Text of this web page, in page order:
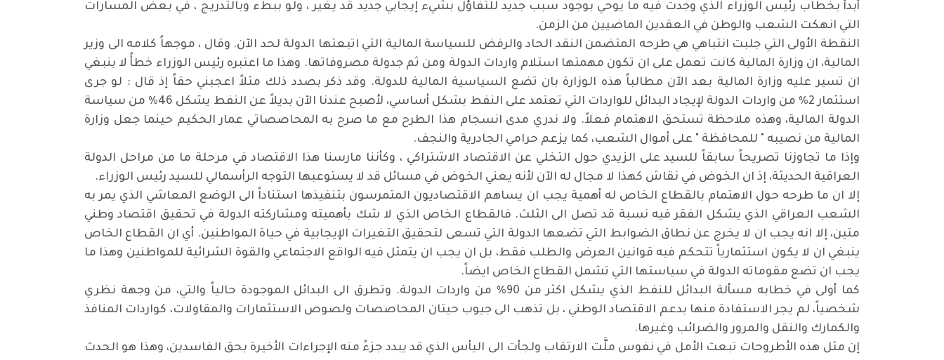
أبدأ بخطاب رئيس الوزراء الذي وجدت فيه ما يوحي بوجود سبب جديد للتفاؤل بشيء إيجابي جديد قد يغير ، ولو ببطء وبالتدريج ، في بعض المسارات
التي انهكت الشعب والوطن في العقدين الماضيين من الزمن.
النقطة الأولى التي جلبت انتباهي هي طرحه المتضمن النقد الحاد والرفض للسياسة المالية التي اتبعتها الدولة لحد الآن. وقال ، موجهاً كلامه الى وزير
المالية، ان وزارة المالية كانت تعمل على ان تكون مهمتها استلام واردات الدولة ومن ثم جدولة مصروفاتها. وهذا ما اعتبره رئيس الوزراء خطأً لا ينبغي
ان تسير عليه وزارة المالية بعد الآن مطالباً هذه الوزارة بان تضع السياسية المالية للدولة. وقد ذكر بصدد ذلك مثلاً اعجبني حقاً إذ قال : لو جرى
استثمار 2% من واردات الدولة لإيجاد البدائل للواردات التي تعتمد على النفط بشكل أساسي، لأصبح عندنا الآن بديلاً عن النفط يشكل 46% من سياسة
الدولة المالية، وهذه ملاحظة تستحق الاهتمام فعلاً. ولا ندري مدى انسجام هذا الطرح مع ما صرح به المحاصصاتي عمار الحكيم حينما جعل وزارة
المالية من نصيبه " للمحافظة " على أموال الشعب، كما يزعم حرامي الجادرية والنجف.
وإذا ما تجاوزنا تصريحاً سابقاً للسيد على الزيدي حول التخلي عن الاقتصاد الاشتراكي ، وكأننا مارسنا هذا الاقتصاد في مرحلة ما من مراحل الدولة
العراقية الحديثة، إذ ان الخوض في نقاش كهذا لا مجال له الآن لأنه يعني الخوض في مسائل قد لا يستوعبها التوجه الرأسمالي للسيد رئيس الوزراء.
إلا ان ما طرحه حول الاهتمام بالقطاع الخاص له أهمية يجب ان يساهم الاقتصاديون المتمرسون بتنفيذها استناداً الى الوضع المعاشي الذي يمر به
الشعب العراقي الذي يشكل الفقر فيه نسبة قد تصل الى الثلث. فالقطاع الخاص الذي لا شك بأهميته ومشاركته الدولة في تحقيق اقتصاد وطني
متين، إلا انه يجب ان لا يخرج عن نطاق الضوابط التي تضعها الدولة التي تسعى لتحقيق التغيرات الإيجابية في حياة المواطنين. أي ان القطاع الخاص
ينبغي ان لا يكون استثمارياً تتحكم فيه قوانين العرض والطلب فقط، بل ان يجب ان يتمثل فيه الواقع الاجتماعي والقوة الشرائية للمواطنين وهذا ما
يجب ان تضع مقوماته الدولة في سياستها التي تشمل القطاع الخاص ايضاً.
كما أولى في خطابه مسألة البدائل للنفط الذي يشكل اكثر من 90% من واردات الدولة. وتطرق الى البدائل الموجودة حالياً والتي، من وجهة نظري
شخصياً، لم يجر الاستفادة منها بدعم الاقتصاد الوطني ، بل تذهب الى جيوب حيتان المحاصصات ولصوص الاستثمارات والمقاولات، كواردات المنافذ
والكمارك والنقل والمرور والضرائب وغيرها.
إن مثل هذه الأطروحات تبعث الأمل في نفوس ملَّت الارتقاب ولجأت الى اليأس الذي قد يبدد جزءً منه الإجراءات الأخيرة بحق الفاسدين، وهذا هو الحدث